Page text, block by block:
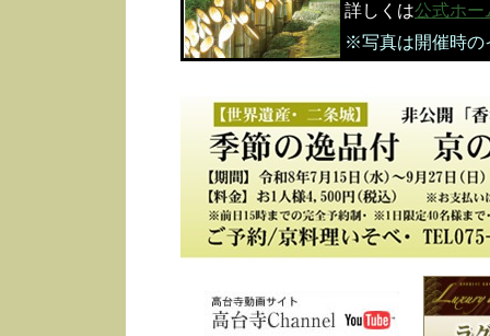
詳しくは公式ホー
※写真は開催時の